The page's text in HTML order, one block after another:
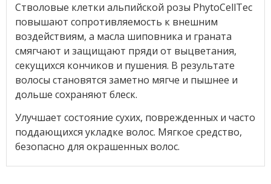
Стволовые клетки альпийской розы PhytoCellTec
повышают сопротивляемость к внешним
воздействиям, а масла шиповника и граната
смягчают и защищают пряди от выцветания,
секущихся кончиков и пушения. В результате
волосы становятся заметно мягче и пышнее и
дольше сохраняют блеск.
Улучшает состояние сухих, поврежденных и часто
поддающихся укладке волос. Мягкое средство,
безопасно для окрашенных волос.